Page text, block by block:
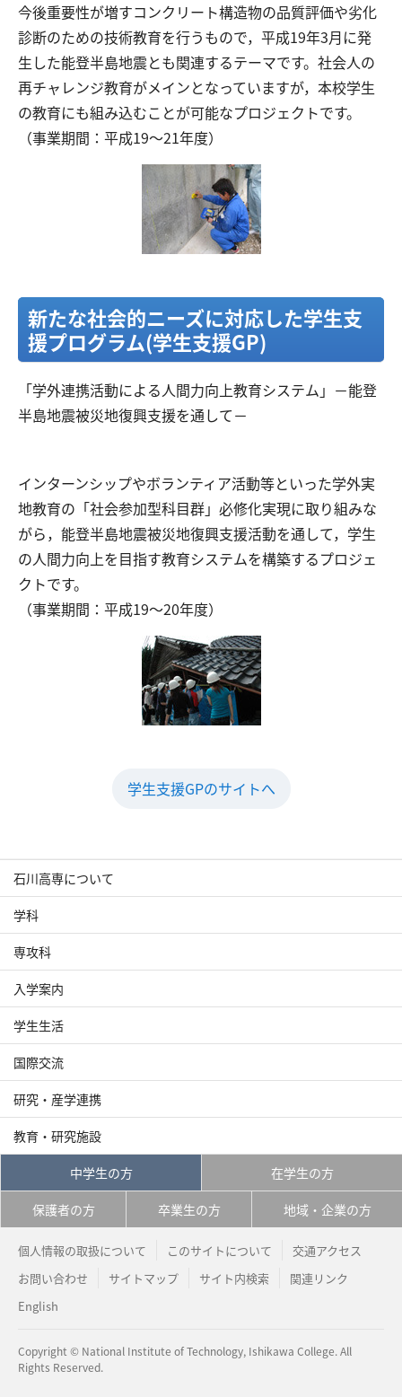
今後重要性が増すコンクリート構造物の品質評価や劣化
診断のための技術教育を行うもので，平成19年3月に発
生した能登半島地震とも関連するテーマです。社会人の
再チャレンジ教育がメインとなっていますが，本校学生
の教育にも組み込むことが可能なプロジェクトです。
（事業期間：平成19～21年度）​
​新たな社会的ニーズに対応した学生支
援プログラム(学生支援GP)
「学外連携活動による人間力向上教育システム」－能登
半島地震被災地復興支援を通して－
​インターンシップやボランティア活動等といった学外実
地教育の「社会参加型科目群」必修化実現に取り組みな
がら，能登半島地震被災地復興支援活動を通して，学生
の人間力向上を目指す教育システムを構築するプロジェ
クトです。
（事業期間：平成19～20年度）
学生支援GPのサイトへ
石川高専について
学科
専攻科
入学案内
学生生活
国際交流
研究・産学連携
教育・研究施設
中学生の方 在学生の方
保護者の方 卒業生の方 地域・企業の方
個人情報の取扱について このサイトについて
交通アクセス
お問い合わせ
サイトマップ サイト内検索
関連リンク
English
Copyright © National Institute of Technology, Ishikawa College. All
Rights Reserved.